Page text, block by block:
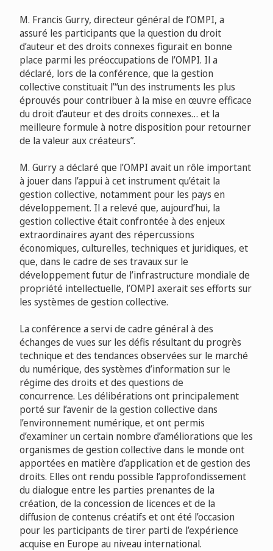
M. Francis Gurry, directeur général de l’OMPI, a
assuré les participants que la question du droit
d’auteur et des droits connexes figurait en bonne
place parmi les préoccupations de l’OMPI. Il a
déclaré, lors de la conférence, que la gestion
collective constituait l’“un des instruments les plus
éprouvés pour contribuer à la mise en œuvre efficace
du droit d’auteur et des droits connexes… et la
meilleure formule à notre disposition pour retourner
de la valeur aux créateurs”.
M. Gurry a déclaré que l’OMPI avait un rôle important
à jouer dans l’appui à cet instrument qu’était la
gestion collective, notamment pour les pays en
développement. Il a relevé que, aujourd’hui, la
gestion collective était confrontée à des enjeux
extraordinaires ayant des répercussions
économiques, culturelles, techniques et juridiques, et
que, dans le cadre de ses travaux sur le
développement futur de l’infrastructure mondiale de
propriété intellectuelle, l’OMPI axerait ses efforts sur
les systèmes de gestion collective.
La conférence a servi de cadre général à des
échanges de vues sur les défis résultant du progrès
technique et des tendances observées sur le marché
du numérique, des systèmes d’information sur le
régime des droits et des questions de
concurrence. Les délibérations ont principalement
porté sur l’avenir de la gestion collective dans
l’environnement numérique, et ont permis
d’examiner un certain nombre d’améliorations que les
organismes de gestion collective dans le monde ont
apportées en matière d’application et de gestion des
droits. Elles ont rendu possible l’approfondissement
du dialogue entre les parties prenantes de la
création, de la concession de licences et de la
diffusion de contenus créatifs et ont été l’occasion
pour les participants de tirer parti de l’expérience
acquise en Europe au niveau international.